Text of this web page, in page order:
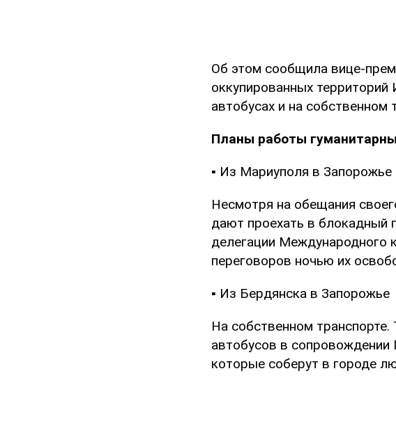
Об этом сообщила вице-
оккупированных
автобусах и на собственном
Планы работы
▪ Из Мариуполя в Запорожье
Несмотря на обещания
дают проехать в блокадный
делегации Международного
переговоров ночью их
▪ Из Бердянска в Запорожье
На собственном
автобусов в
которые соберут в городе